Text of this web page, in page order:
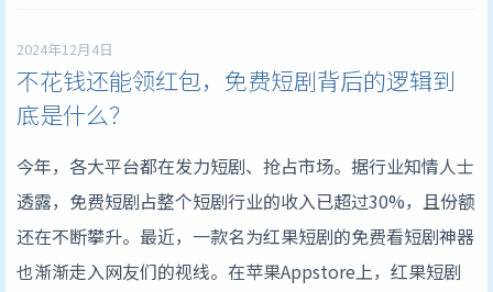
2024年12月4日
不花钱还能领红包，免费短剧背后的逻辑到
底是什么？
今年，各大平台都在发力短剧、抢占市场。据行业知情人士
透露，免费短剧占整个短剧行业的收入已超过30%，且份额
还在不断攀升。 最近，一款名为红果短剧的免费看短剧神器
也渐渐走入网友们的视线。在苹果Appstore上，红果短剧